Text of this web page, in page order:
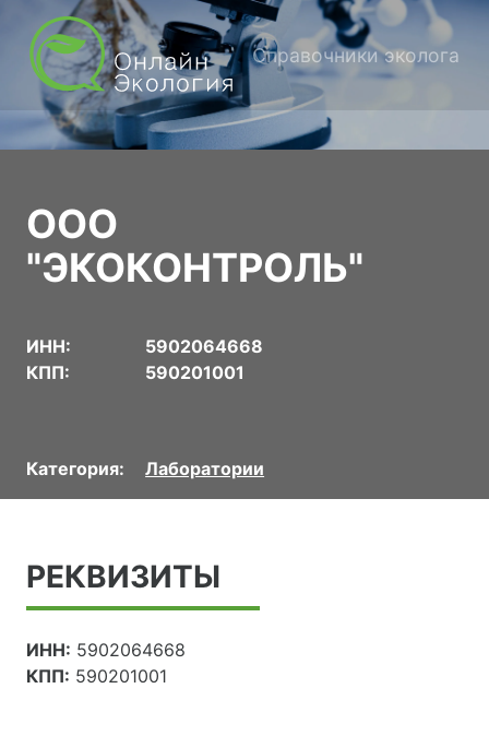
Справочники эколога
ООО
"ЭКОКОНТРОЛЬ"
ИНН:
5902064668
КПП:
590201001
Категория: Лаборатории
РЕКВИЗИТЫ
ИНН: 5902064668
КПП: 590201001